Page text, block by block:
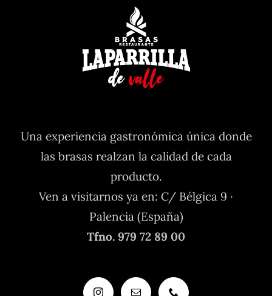
Una experiencia gastronómica única donde
las brasas realzan la calidad de cada
producto.
Ven a visitarnos ya en: C/ Bélgica 9 ·
Palencia (España)
Tfno. 979 72 89 00